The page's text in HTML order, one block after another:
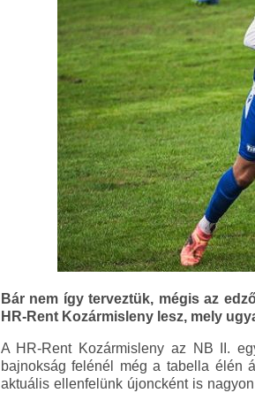
Bár nem így terveztük, mégis az
HR-Rent Kozármisleny lesz, mely
A HR-Rent Kozármisleny az NB II.
bajnokság felénél még a tabella élén
aktuális ellenfelünk újoncként is